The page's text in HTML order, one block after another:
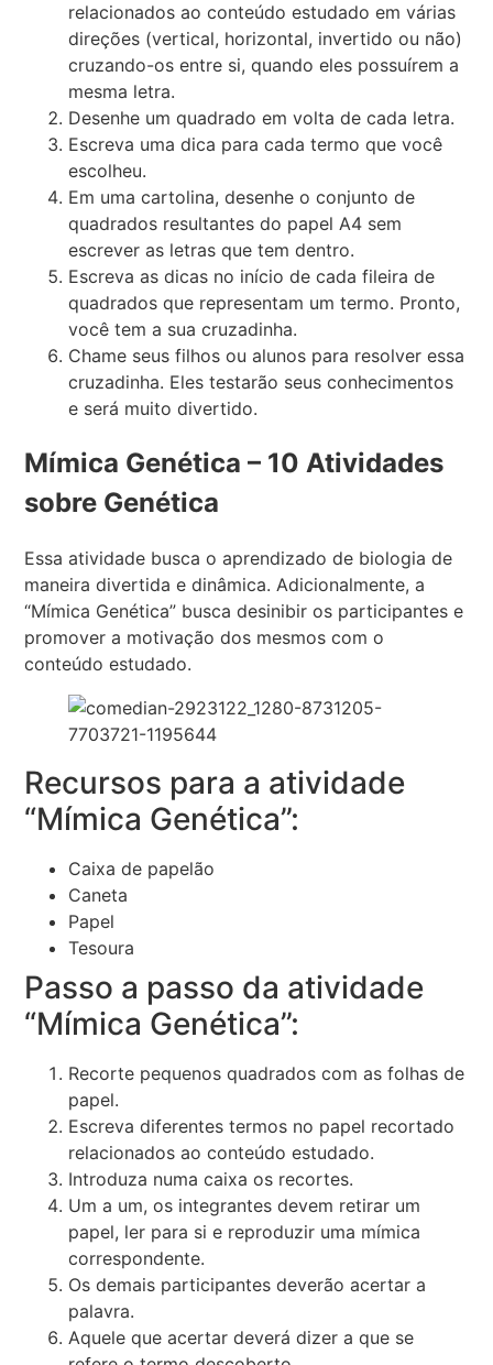
relacionados ao conteúdo estudado em várias
direções (vertical, horizontal, invertido ou não)
cruzando-os entre si, quando eles possuírem a
mesma letra.
Desenhe um quadrado em volta de cada letra.
Escreva uma dica para cada termo que você
escolheu.
Em uma cartolina, desenhe o conjunto de
quadrados resultantes do papel A4 sem
escrever as letras que tem dentro.
Escreva as dicas no início de cada fileira de
quadrados que representam um termo. Pronto,
você tem a sua cruzadinha.
Chame seus filhos ou alunos para resolver essa
cruzadinha. Eles testarão seus conhecimentos
e será muito divertido.
Mímica Genética – 10 Atividades
sobre Genética
Essa atividade busca o aprendizado de biologia de
maneira divertida e dinâmica. Adicionalmente, a
“Mímica Genética” busca desinibir os participantes e
promover a motivação dos mesmos com o
conteúdo estudado.
Recursos para a atividade
“Mímica Genética”:
Caixa de papelão
Caneta
Papel
Tesoura
Passo a passo da atividade
“Mímica Genética”:
Recorte pequenos quadrados com as folhas de
papel.
Escreva diferentes termos no papel recortado
relacionados ao conteúdo estudado.
Introduza numa caixa os recortes.
Um a um, os integrantes devem retirar um
papel, ler para si e reproduzir uma mímica
correspondente.
Os demais participantes deverão acertar a
palavra.
Aquele que acertar deverá dizer a que se